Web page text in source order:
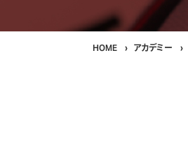
HOME アカデミー